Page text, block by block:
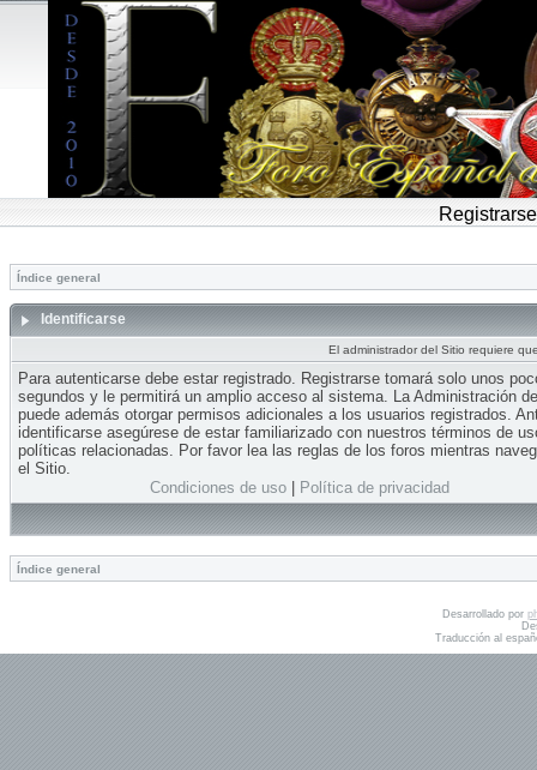
Registrarse
Índice general
Identificarse
El administrador del Sitio requiere
Para autenticarse debe estar registrado. Registrarse tomará solo unos
segundos y le permitirá un amplio acceso al sistema. La Administración
puede además otorgar permisos adicionales a los usuarios registrados.
identificarse asegúrese de estar familiarizado con nuestros términos de
políticas relacionadas. Por favor lea las reglas de los foros mientras
el Sitio.
Condiciones de uso| Política de privacidad
Índice general
Desarrollado por
Traducción al